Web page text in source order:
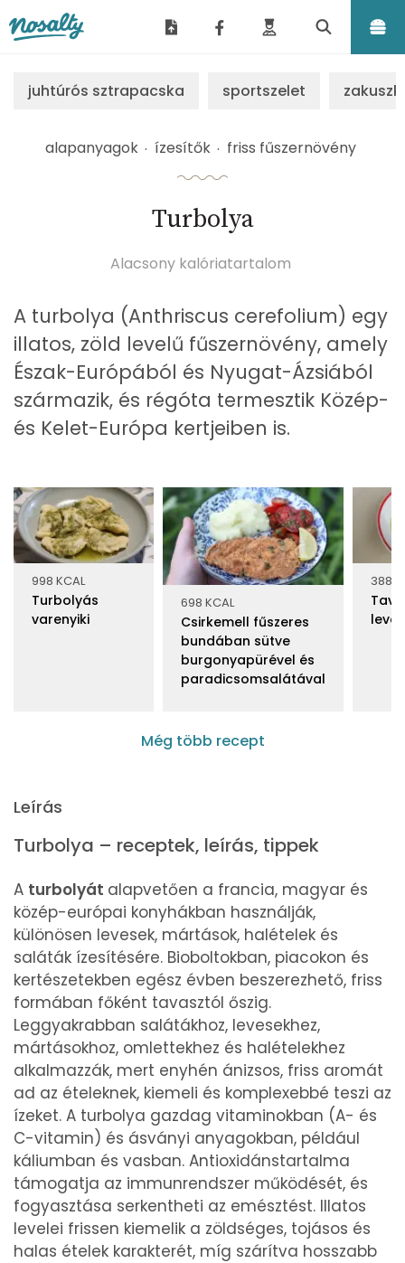
juhtúrós sztrapacska sportszelet
alapanyagok ízesítők friss fűszernövény
Turbolya
Alacsony kalóriatartalom
A turbolya (Anthriscus cerefolium) egy
illatos, zöld levelű fűszernövény, amely
Észak-Európából és Nyugat-Ázsiából
származik, és régóta termesztik Közép-
és Kelet-Európa kertjeiben is.
998 KCAL
Turbolyás
varenyiki
698 KCAL
Csirkemell fűszeres
bundában sütve
burgonyapürével és
paradicsomsalátával
388
Még több recept
Leírás
Turbolya – receptek, leírás, tippek
A turbolyát alapvetően a francia, magyar és
közép-európai konyhákban használják,
különösen levesek, mártások, halételek és
saláták ízesítésére. Bioboltokban, piacokon és
kertészetekben egész évben beszerezhető, friss
formában főként tavasztól őszig.
Leggyakrabban salátákhoz, levesekhez,
mártásokhoz, omlettekhez és halételekhez
alkalmazzák, mert enyhén ánizsos, friss aromát
ad az ételeknek, kiemeli és komplexebbé teszi az
ízeket. A turbolya gazdag vitaminokban (A- és
C-vitamin) és ásványi anyagokban, például
káliumban és vasban. Antioxidánstartalma
támogatja az immunrendszer működését, és
fogyasztása serkentheti az emésztést. Illatos
levelei frissen kiemelik a zöldséges, tojásos és
halas ételek karakterét, míg szárítva hosszabb